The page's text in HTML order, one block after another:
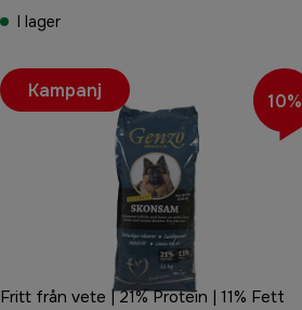
I lager
Fritt från vete | 21% Protein | 11% Fett
Kampanj 10%